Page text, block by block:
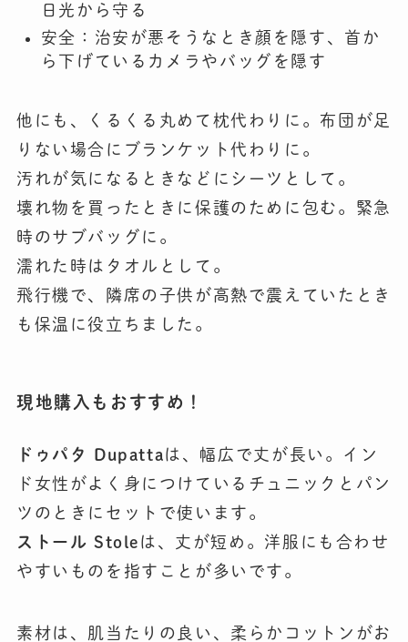
日光から守る
安全：治安が悪そうなとき顔を隠す、首か
ら下げているカメラやバッグを隠す
他にも、くるくる丸めて枕代わりに。布団が足
りない場合にブランケット代わりに。
汚れが気になるときなどにシーツとして。
壊れ物を買ったときに保護のために包む。緊急
時のサブバッグに。
濡れた時はタオルとして。
飛行機で、隣席の子供が高熱で震えていたとき
も保温に役立ちました。
現地購入もおすすめ！
ドゥパタ Dupattaは、幅広で丈が長い。イン
ド女性がよく身につけているチュニックとパン
ツのときにセットで使います。
ストール Stole は、丈が短め。洋服にも合わせ
やすいものを指すことが多いです。
素材は、肌当たりの良い、柔らかコットンがお